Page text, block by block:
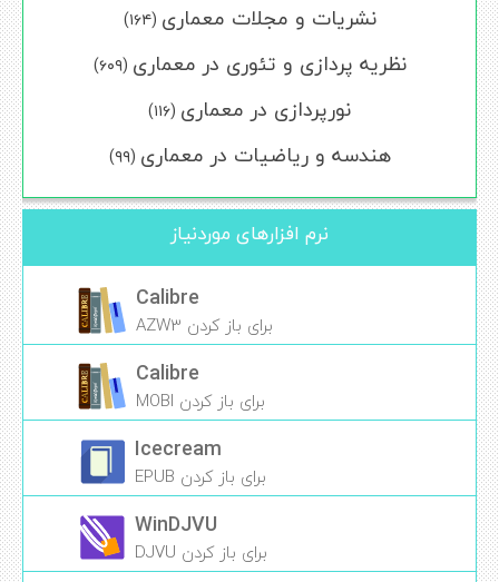
نشریات و مجلات معماری (۱۶۴)
نظریه پردازی و تئوری در معماری (۶۰۹)
نورپردازی در معماری (۱۱۶)
هندسه و ریاضیات در معماری (۹۹)
نرم افزارهای موردنیاز
Calibre
برای باز کردن AZW3
Calibre
برای باز کردن MOBI
Icecream
برای باز کردن EPUB
WinDJVU
برای باز کردن DJVU